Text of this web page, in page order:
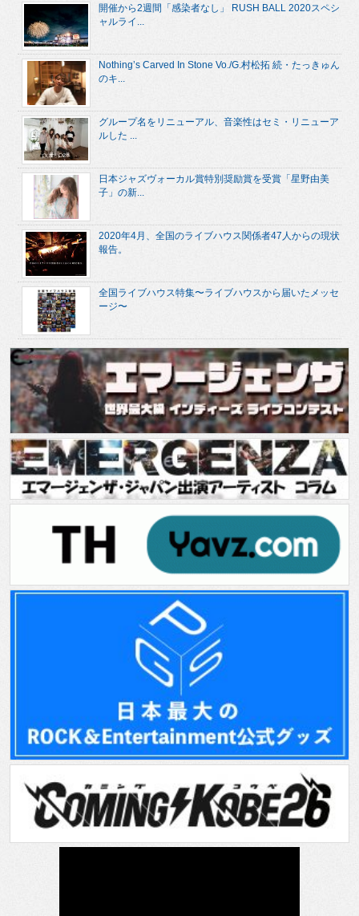
開催から2週間「感染者なし」 RUSH BALL 2020スペシ
ャルライ...
Nothing’s Carved In Stone Vo./G.村松拓 続・たっきゅん
のキ...
グループ名をリニューアル、音楽性はセミ・リニューア
ルした ...
日本ジャズヴォーカル賞特別奨励賞を受賞「星野由美
子」の新...
2020年4月、全国のライブハウス関係者47人からの現状
報告。
全国ライブハウス特集〜ライブハウスから届いたメッセ
ージ〜